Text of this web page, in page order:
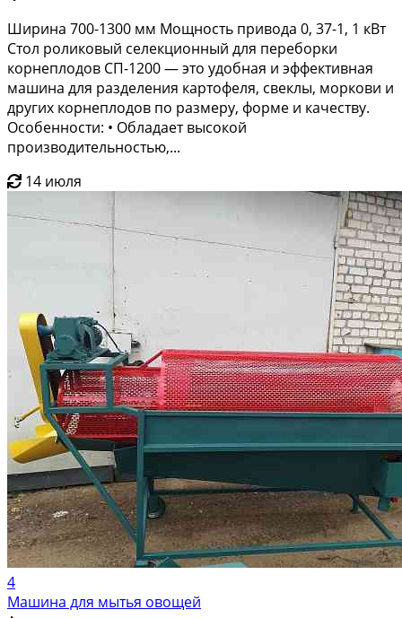
Ширина 700-1300 мм Мощность привода 0, 37-1, 1 кВт
Стол роликовый селекционный для переборки
корнеплодов СП-1200 — это удобная и эффективная
машина для разделения картофеля, свеклы, моркови и
других корнеплодов по размеру, форме и качеству.
Особенности: • Обладает высокой
производительностью,...
14 июля
4
Машина для мытья овощей